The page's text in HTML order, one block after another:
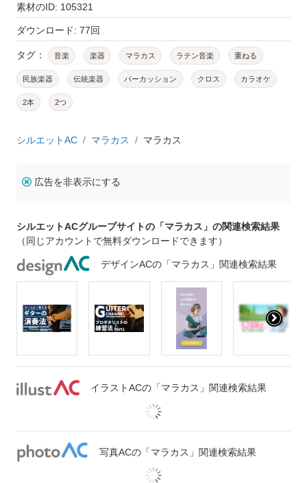
素材のID: 105321
ダウンロード: 77回
タグ： 音楽 楽器 マラカス ラテン音楽 重ねる
民族楽器 伝統楽器 パーカッション クロス カラオケ
2本 2つ
シルエットAC マラカス マラカス
広告を非表示にする
シルエットACグループサイトの「マラカス」の関連検索結果
（同じアカウントで無料ダウンロードできます）
デザインACの「マラカス」関連検索結果
イラストACの「マラカス」関連検索結果
写真ACの「マラカス」関連検索結果